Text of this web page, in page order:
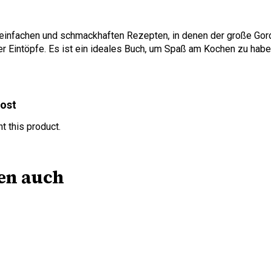
und schmackhaften Rezepten, in denen der große
Eintöpfe. Es ist ein ideales Buch, um Spaß am Kochen zu
this product.
auch